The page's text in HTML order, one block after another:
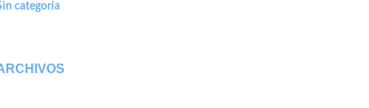
categoría